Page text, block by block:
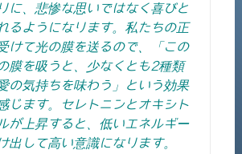
に、悲惨な思いではなく喜びと
るようになります。私たちの正
けて光の膜を送るので、「この
膜を吸うと、少なくとも2種類
の気持ちを味わう」という効果
じます。セレトニンとオキシト
が上昇すると、低いエネルギー
出して高い意識になります。